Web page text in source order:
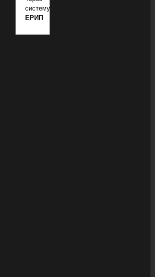
систему
ЕРИП